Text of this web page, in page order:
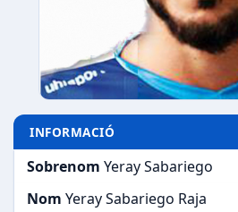
INFORMACIÓ
Sobrenom Yeray Sabariego
Nom Yeray Sabariego Raja